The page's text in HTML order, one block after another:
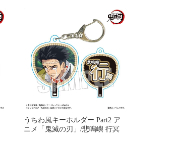
うちわ風キーホルダー Part2 ア
ニメ「鬼滅の刃」/悲鳴嶼 行冥